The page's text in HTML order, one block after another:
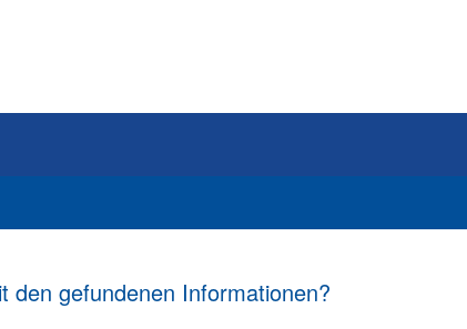
den gefundenen Informationen?